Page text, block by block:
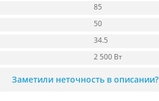
85
50
34.5
2 500 Вт
Заметили неточность в описании?